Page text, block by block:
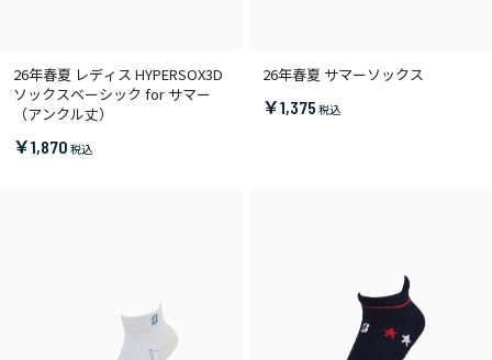
26年春夏 レディス HYPERSOX3D
ソックスベーシック for サマー
（アンクル丈）
￥1,870
26年春夏 サマーソックス
￥1,375